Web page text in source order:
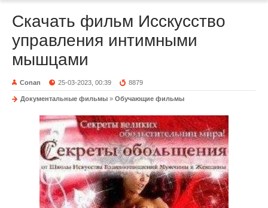
Скачать фильм Исскусство
управления интимными
мышцами
Conan 25-03-2023, 00:39 8879
Документальные фильмы » Обучающие фильмы